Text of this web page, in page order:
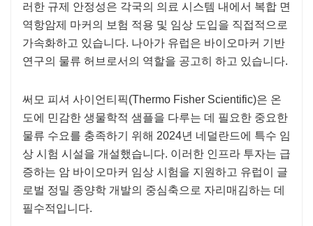
러한 규제 안정성은 각국의 의료 시스템 내에서 복합 면
역항암제 마커의 보험 적용 및 임상 도입을 직접적으로
가속화하고 있습니다. 나아가 유럽은 바이오마커 기반
연구의 물류 허브로서의 역할을 공고히 하고 있습니다.
써모 피셔 사이언티픽(Thermo Fisher Scientific)은 온
도에 민감한 생물학적 샘플을 다루는 데 필요한 중요한
물류 수요를 충족하기 위해 2024년 네덜란드에 특수 임
상 시험 시설을 개설했습니다. 이러한 인프라 투자는 급
증하는 암 바이오마커 임상 시험을 지원하고 유럽이 글
로벌 정밀 종양학 개발의 중심축으로 자리매김하는 데
필수적입니다.